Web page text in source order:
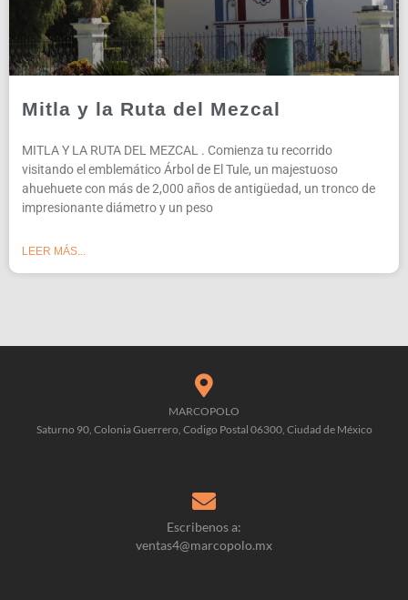
Mitla y la Ruta del Mezcal
MITLA Y LA RUTA DEL MEZCAL . Comienza tu recorrido
visitando el emblemático Árbol de El Tule, un majestuoso
ahuehuete con más de 2,000 años de antigüedad, un tronco de
impresionante diámetro y un peso
LEER MÁS...
MARCOPOLO
Saturno 90, Colonia Guerrero, Codigo Postal 06300, Ciudad de México
Escribenos a:
ventas4@marcopolo.mx